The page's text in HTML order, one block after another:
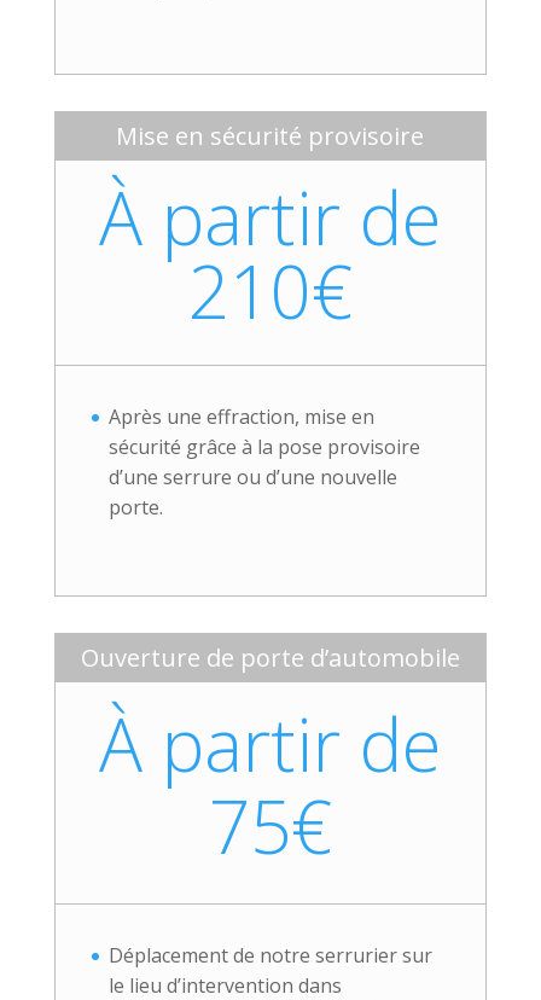
Mise en sécurité provisoire
À partir de
210€
Après une effraction, mise en
sécurité grâce à la pose provisoire
d’une serrure ou d’une nouvelle
porte.
Ouverture de porte d’automobile
À partir de
75€
Déplacement de notre serrurier sur
le lieu d’intervention dans